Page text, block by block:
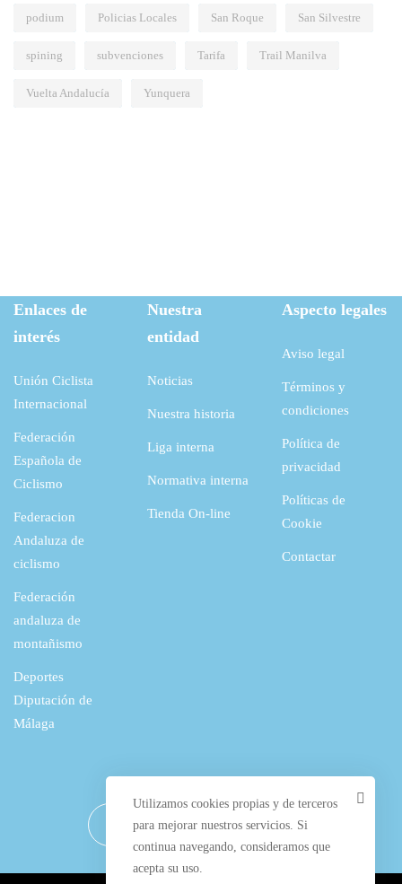
podium Policias Locales San Roque San Silvestre
spining subvenciones Tarifa Trail Manilva
Vuelta Andalucía Yunquera
Enlaces de
interés
Unión Ciclista
Internacional
Federación
Española de
Ciclismo
Federacion
Andaluza de
ciclismo
Federación
andaluza de
montañismo
Deportes
Diputación de
Málaga
Nuestra
entidad
Noticias
Nuestra historia
Liga interna
Normativa interna
Tienda On-line
Aspecto legales
Aviso legal
Términos y
condiciones
Política de
privacidad
Políticas de
Cookie
Contactar
Utilizamos cookies propias y de terceros
para mejorar nuestros servicios. Si
continua navegando, consideramos que
acepta su uso.